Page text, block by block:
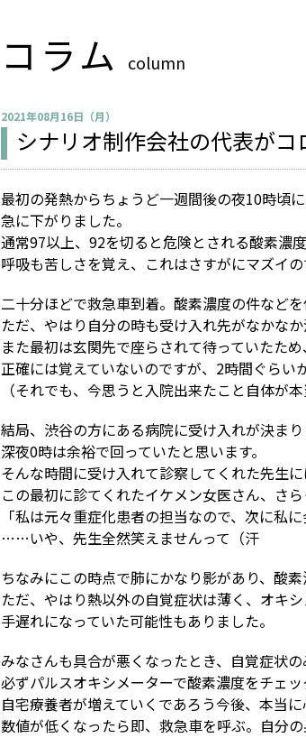
コラム column
2021年08月16日（月）
シナリオ制作会社の代表が
最初の発熱からちょうど一週間後の夜10時頃
急に下がりました。
通常97以上、92を切ると危険とされる酸素濃
呼吸も苦しさを覚え、これはさすがにマズイ
二十分ほどで救急車到着。酸素濃度の件など
ただ、やはり自分の時も受け入れ先がなかなか
また最初は玄関先で座らされて待っていたた
正確には覚えていないのですが、2時間ぐらい
（それでも、今思うと入院出来たこと自体が
結局、渋谷の方にある病院に受け入れが決まり
深夜0時は余裕で回っていたと思います。
そんな時間に受け入れて診察してくれた先生
この最初に診てくれたイケメン女医さん、さ
「私は元々重症化患者の担当なので、次に私
……いや、先生全然笑えませんって（汗
ちなみにこの時点で肺にかなり影があり、酸
ただ、やはり熱以外の自覚症状は薄く、オキ
手遅れになっていた可能性もありました。
みなさんも具合が悪くなったとき、自覚症状の
必ずパルスオキシメーターで酸素濃度をチェッ
自宅療養者が増えていくであろう今後、本当に
数値が低くなったら即、救急車を呼ぶ。自分